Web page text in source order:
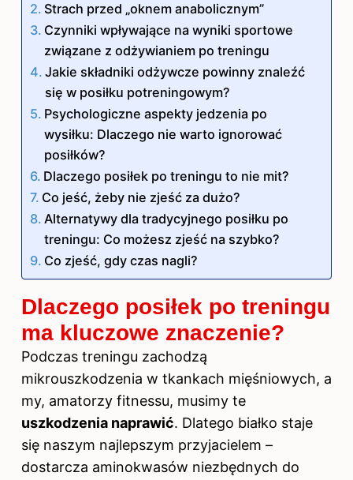
Strach przed „oknem anabolicznym”
Czynniki wpływające na wyniki sportowe
związane z odżywianiem po treningu
Jakie składniki odżywcze powinny znaleźć
się w posiłku potreningowym?
Psychologiczne aspekty jedzenia po
wysiłku: Dlaczego nie warto ignorować
posiłków?
Dlaczego posiłek po treningu to nie mit?
Co jeść, żeby nie zjeść za dużo?
Alternatywy dla tradycyjnego posiłku po
treningu: Co możesz zjeść na szybko?
Co zjeść, gdy czas nagli?
Dlaczego posiłek po treningu
ma kluczowe znaczenie?
Podczas treningu zachodzą
mikrouszkodzenia w tkankach mięśniowych, a
my, amatorzy fitnessu, musimy te
uszkodzenia naprawić. Dlatego białko staje
się naszym najlepszym przyjacielem –
dostarcza aminokwasów niezbędnych do